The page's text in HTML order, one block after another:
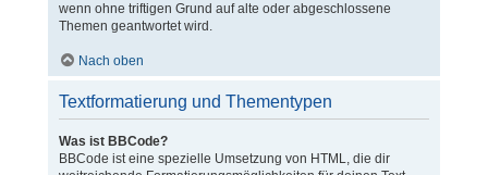
wenn ohne triftigen Grund auf alte oder abgeschlossene
Themen geantwortet wird.
Nach oben
Textformatierung und Thementypen
Was ist BBCode?
BBCode ist eine spezielle Umsetzung von HTML, die dir